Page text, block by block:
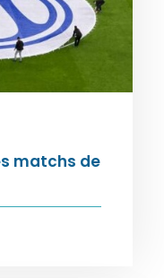
matchs de